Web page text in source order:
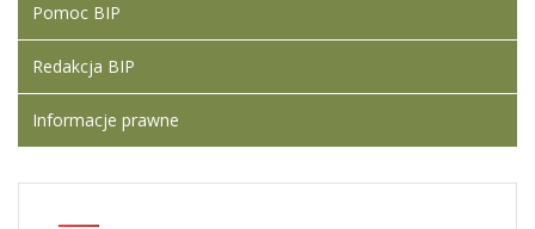
Pomoc BIP
Redakcja BIP
Informacje prawne